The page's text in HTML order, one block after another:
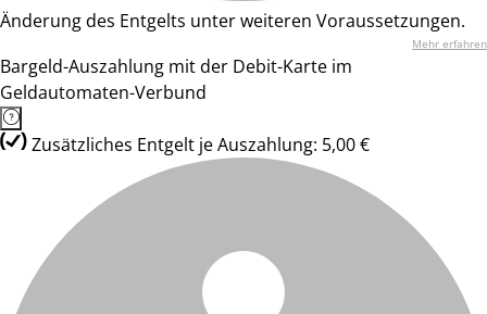
Änderung des Entgelts unter weiteren Voraussetzungen.
Mehr erfahren
Bargeld-Auszahlung mit der Debit-Karte im
Geldautomaten-Verbund
Zusätzliches Entgelt je Auszahlung: 5,00 €